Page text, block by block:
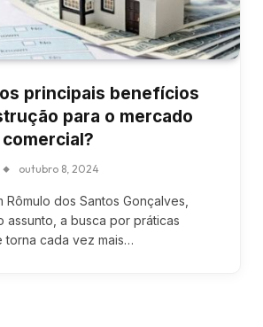
principais benefícios
para o mercado
outubro 8, 2024
dos Santos Gonçalves,
a busca por práticas
torna cada vez mais…